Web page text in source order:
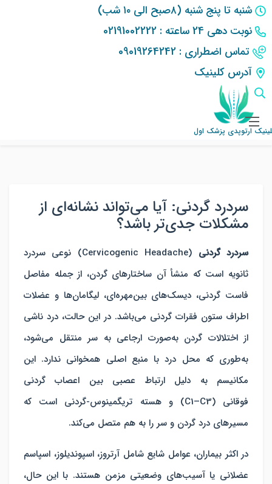
شنبه تا پنج شنبه (۸صبح الی ۱۰ شب)
نوبت دهی 24 ساعته : 02191002222
تماس اضطراری : 09019264242
آدرس کلینیک
ارتوپدی پزشک اول
کلینیک ارتوپدی پزشک اول
سردرد گردنی: آیا می‌تواند نشانه‌ای از مشکلات جدی‌تر باشد؟
سردرد گردنی: آیا می‌تواند نشانه‌ای از
مشکلات جدی‌تر باشد؟
سردرد گردنی
(Cervicogenic Headache) نوعی سردرد
ثانویه است که منشأ آن ساختارهای گردن، از جمله مفاصل
فاست گردنی، دیسک‌های بین‌مهره‌ای، لیگامان‌ها و عضلات
اطراف ستون فقرات گردنی می‌باشد. در این حالت، درد ناشی
از اختلالات گردن به‌صورت ارجاعی به سر منتقل می‌شود،
به‌طوری که محل درد با منبع اصلی همخوانی ندارد. این
مکانیسم به دلیل ارتباط عصبی بین اعصاب گردنی
فوقانی (C1–C3) و
هسته تریگمینوس-گردنی است که
مسیرهای درد گردن و سر را به هم متصل می‌کند.
در اکثر بیماران، عوامل شایع شامل آرتروز، اسپوندیلوز، اسپاسم
عضلانی یا آسیب‌های وضعیتی مزمن هستند. با این حال،